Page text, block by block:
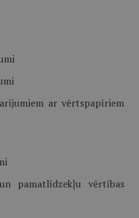
ar vērtspapīriem
pamatlīdzekļu vērtības